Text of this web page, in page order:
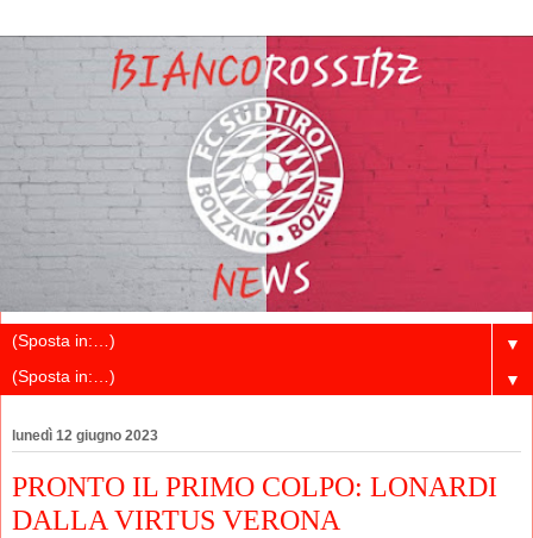
▼
▼
lunedì 12 giugno 2023
PRONTO IL PRIMO COLPO: LONARDI
DALLA VIRTUS VERONA